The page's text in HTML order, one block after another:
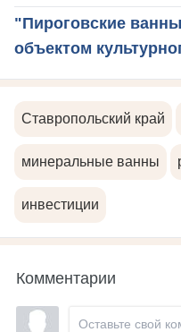
"Пироговские
объектом
Ставропольский край
минеральные ванны
инвестиции
Комментарии